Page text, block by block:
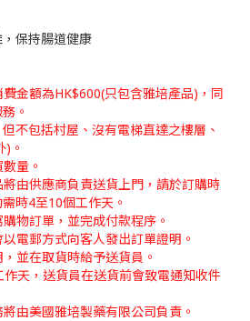
保持腸道健康
金額為HK$600(只包含雅培產品)，同
。
不包括村屋、沒有電梯直達之樓層、
。
量。
由供應商負責送貨上門，請於訂購時
時4至10個工作天。
物訂單，並完成付款程序。
電郵方式向客人發出訂單證明。
並在取貨時給予送貨員。
天，送貨員在送貨前會致電通知收件
由美國雅培製藥有限公司負責。